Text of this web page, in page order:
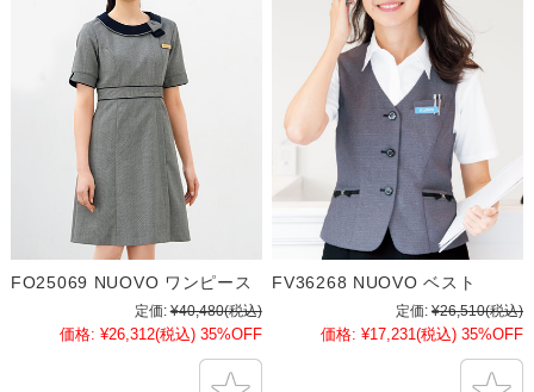
FO25069 NUOVO ワンピース
定価: ¥40,480(税込)
価格: ¥26,312(税込) 35%OFF
FV36268 NUOVO ベスト
定価: ¥26,510(税込)
価格: ¥17,231(税込) 35%OFF